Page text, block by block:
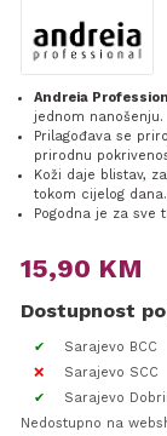
Andreia
jednom nanošenju.
Prilagođava se
prirodnu
Koži daje blistav,
tokom cijelog dana.
Pogodna je za sve
15,90 KM
Dostupnost
Sarajevo BCC
Sarajevo SCC
Sarajevo
Nedostupno na